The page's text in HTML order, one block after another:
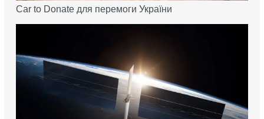
Car to Donate для перемоги України